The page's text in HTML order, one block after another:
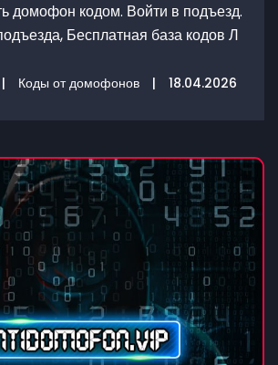
домофон кодом. Войти в подъезд.
Бесплатная база кодов Л
| Коды от домофонов | 18.04.2026